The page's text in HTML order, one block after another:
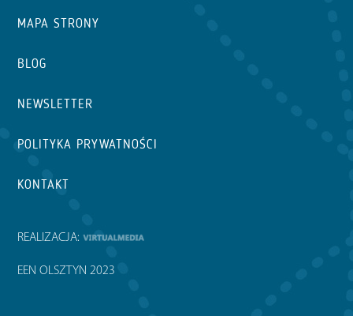
MAPA STRONY
BLOG
NEWSLETTER
POLITYKA PRYWATNOŚCI
KONTAKT
REALIZACJA:
EEN OLSZTYN 2023